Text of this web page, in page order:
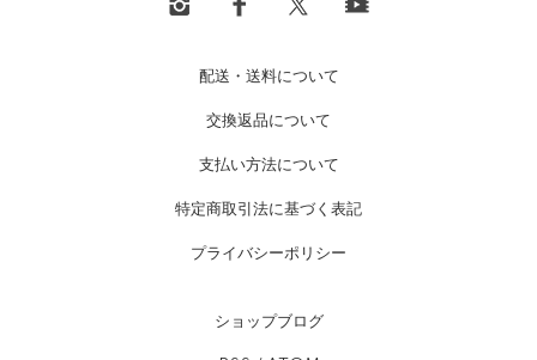
配送・送料について
交換返品について
支払い方法について
特定商取引法に基づく表記
プライバシーポリシー
ショップブログ